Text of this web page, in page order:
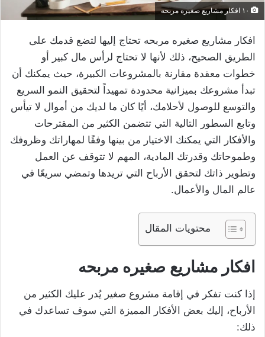
افكار مشاريع صغيره مربحه تحتاج إليها لتضع قدمك على
الطريق الصحيح، ذلك لأنها لا تحتاج لرأس مال كبير أو
خطوات معقدة مقارنة بالمشروعات الكبيرة، حيث يمكنك أن
تبدأ مشروعك بميزانية محدودة تمهيداً لتحقيق النمو السريع
والتوسع للوصول لأحلامك، أيًا كان ما لديك من أموال لا تيأس
وتابع السطور التالية التي تتضمن الكثير من المقترحات
والأفكار التي يمكنك الاختيار من بينها وفقًا لمهاراتك وظروفك
وطموحاتك وقدرتك المادية، المهم لا تتوقف عن العمل
وتطوير ذاتك لتحقق الأرباح التي تريدها وتمضي سريعًا في
عالم المال والأعمال.
محتويات المقال
افكار مشاريع صغيره مربحه
إذا كنت تفكر في إقامة مشروع صغير يُدر عليك الكثير من
الأرباح، إليك بعض الأفكار المميزة التي سوف تساعدك في
ذلك: